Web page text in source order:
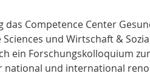
Competence Center
und Wirtschaft &
ein Forschungskolloquium
national und international